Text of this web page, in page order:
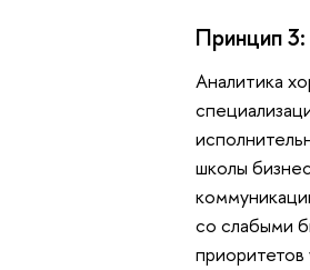
Принцип 3:
Аналитика
школы
со слабыми